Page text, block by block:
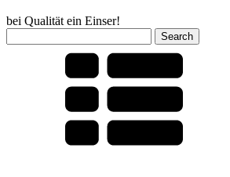
bei Qualität ein Einser!
for: